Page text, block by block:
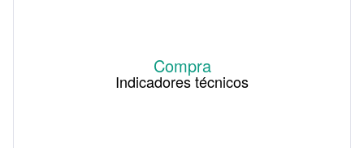
Indicadores técnicos
Compra